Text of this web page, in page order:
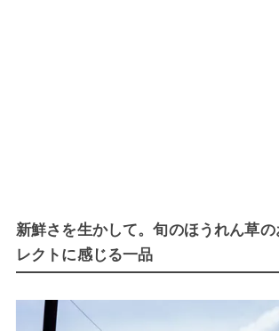
新鮮さを生かして。旬のほうれん草
レクトに感じる一品